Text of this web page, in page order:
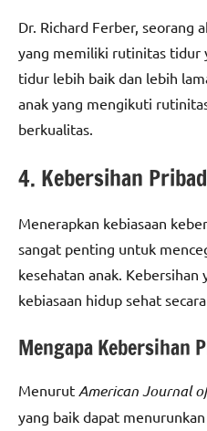
Dr. Richard Ferber, seorang
yang memiliki rutinitas tidur
tidur lebih baik dan lebih
anak yang mengikuti
berkualitas.
4. Kebersihan
Menerapkan kebiasaan
sangat penting untuk
kesehatan anak.
kebiasaan hidup sehat
Mengapa Kebersihan
Menurut American Journal
yang baik dapat